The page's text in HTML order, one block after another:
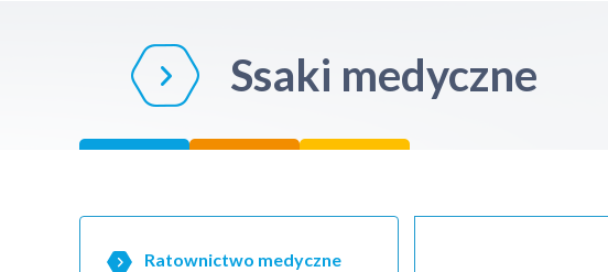
Ssaki medyczne
Ratownictwo medyczne